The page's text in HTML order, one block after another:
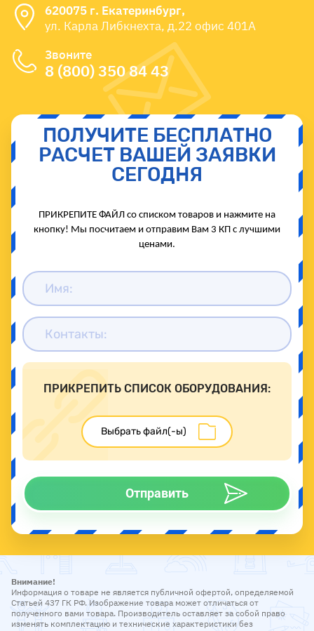
ПОЛУЧИТЕ БЕСПЛАТНО
РАСЧЕТ ВАШЕЙ ЗАЯВКИ
СЕГОДНЯ
ПРИКРЕПИТЕ ФАЙЛ со списком товаров и нажмите на
кнопку! Мы посчитаем и отправим Вам 3 КП с лучшими
ценами.
ПРИКРЕПИТЬ СПИСОК ОБОРУДОВАНИЯ:
Отправить
620075 г. Екатеринбург,
ул. Карла Либкнехта, д.22 офис 401А
Звоните
8 (800) 350 84 43
Внимание!
Информация о товаре не является публичной офертой, определяемой
Статьей 437 ГК РФ. Изображение товара может отличаться от
полученного вами товара. Производитель оставляет за собой право
изменять комплектацию и технические характеристики без